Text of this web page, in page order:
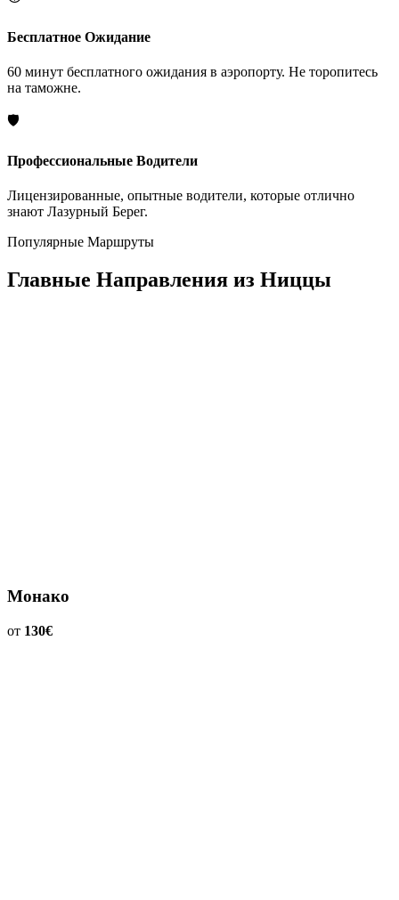
Бесплатное Ожидание
60 минут бесплатного ожидания в аэропорту. Не торопитесь
на таможне.
🛡️
Профессиональные Водители
Лицензированные, опытные водители, которые отлично
знают Лазурный Берег.
Популярные Маршруты
Главные Направления из Ниццы
Монако
от 130€